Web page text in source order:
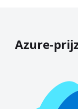
Azure-